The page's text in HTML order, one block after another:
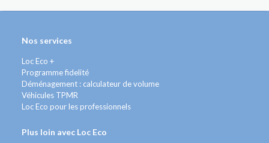
Nos services
Loc Eco +
Programme fidelité
Déménagement : calculateur de volume
Véhicules TPMR
Loc Eco pour les professionnels
Plus loin avec Loc Eco